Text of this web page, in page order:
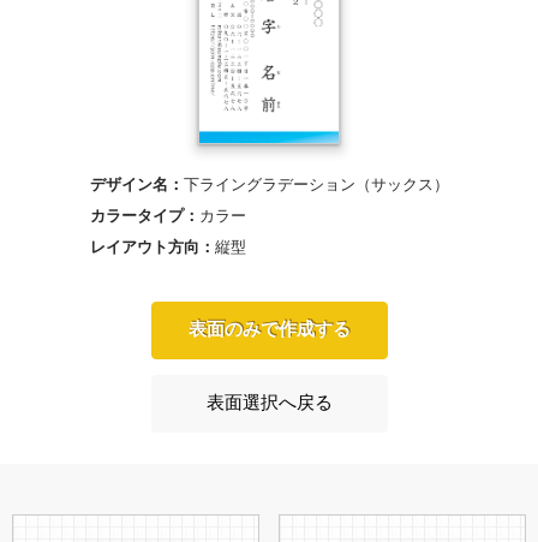
デザイン名： 下ライングラデーション（サックス）
カラータイプ： カラー
レイアウト方向： 縦型
表面のみで作成する
表面選択へ戻る